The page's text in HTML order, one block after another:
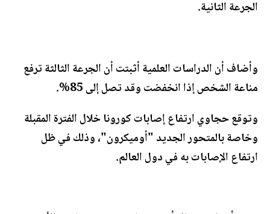
الجرعة الثانية.
وأضاف أن الدراسات العلمية أثبتت أن الجرعة الثالثة ترفع
مناعة الشخص إذا انخفضت وقد تصل إلى 85%.
وتوقع حجاوي ارتفاع إصابات كورونا خلال الفترة المقبلة
وخاصة بالمتحور الجديد "أوميكرون"، وذلك في ظل
ارتفاع الإصابات به في دول العالم.